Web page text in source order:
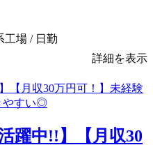
工場 / 日勤
詳細を表示
躍中!!】【月収30